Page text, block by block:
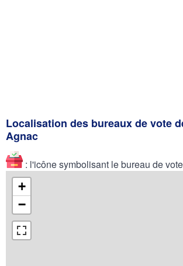
Localisation des bureaux de vote
Agnac
: l'icône symbolisant le bureau de
+
−